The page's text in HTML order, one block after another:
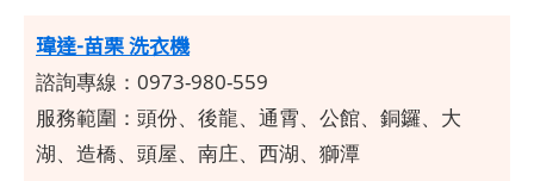
瑋達-苗栗 洗衣機
諮詢專線：0973-980-559
服務範圍：頭份、後龍、通霄、公館、銅鑼、大
湖、造橋、頭屋、南庄、西湖、獅潭